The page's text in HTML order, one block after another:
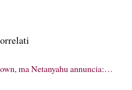
ma Netanyahu annuncia:…